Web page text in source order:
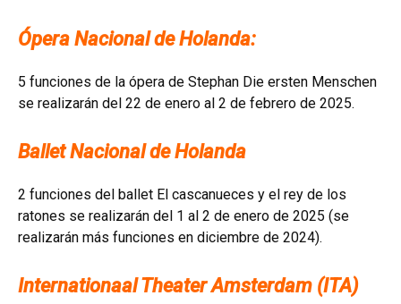
Ópera Nacional de Holanda:
5 funciones de la ópera de Stephan Die ersten Menschen
se realizarán del 22 de enero al 2 de febrero de 2025.
Ballet Nacional de Holanda
2 funciones del ballet El cascanueces y el rey de los
ratones se realizarán del 1 al 2 de enero de 2025 (se
realizarán más funciones en diciembre de 2024).
Internationaal Theater Amsterdam (ITA)